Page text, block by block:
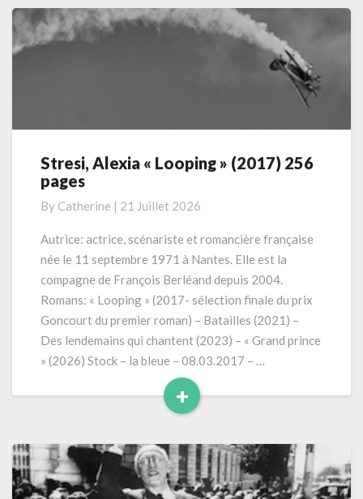
Stresi,
Alexia
(2017)
256
Stresi, Alexia « Looping » (2017) 256
pages
By Catherine | 21 Juillet 2026
Autrice: actrice, scénariste et romancière française
née le 11 septembre 1971 à Nantes. Elle est la
compagne de François Berléand depuis 2004.
Romans: « Looping » (2017- sélection finale du prix
Goncourt du premier roman) – Batailles (2021) –
Des lendemains qui chantent (2023) – « Grand prince
» (2026) Stock – la bleue – 08.03.2017 – …
+
Read